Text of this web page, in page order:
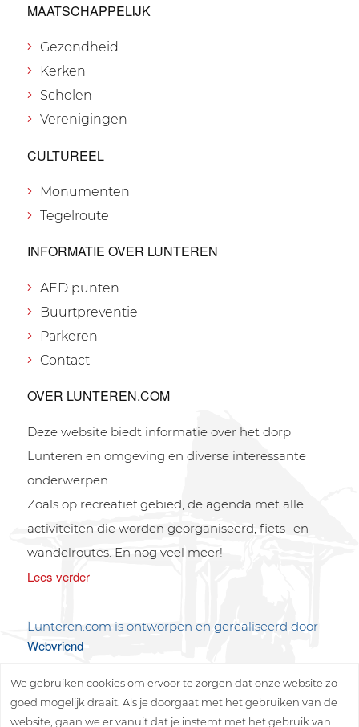
MAATSCHAPPELIJK
Gezondheid
Kerken
Scholen
Verenigingen
CULTUREEL
Monumenten
Tegelroute
INFORMATIE OVER LUNTEREN
AED punten
Buurtpreventie
Parkeren
Contact
OVER LUNTEREN.COM
Deze website biedt informatie over het dorp
Lunteren en omgeving en diverse interessante
onderwerpen.
Zoals op recreatief gebied, de agenda met alle
activiteiten die worden georganiseerd, fiets- en
wandelroutes. En nog veel meer!
Lees verder
Lunteren.com is ontworpen en gerealiseerd door
Webvriend
We gebruiken cookies om ervoor te zorgen dat onze website zo
goed mogelijk draait. Als je doorgaat met het gebruiken van de
website, gaan we er vanuit dat je instemt met het gebruik van